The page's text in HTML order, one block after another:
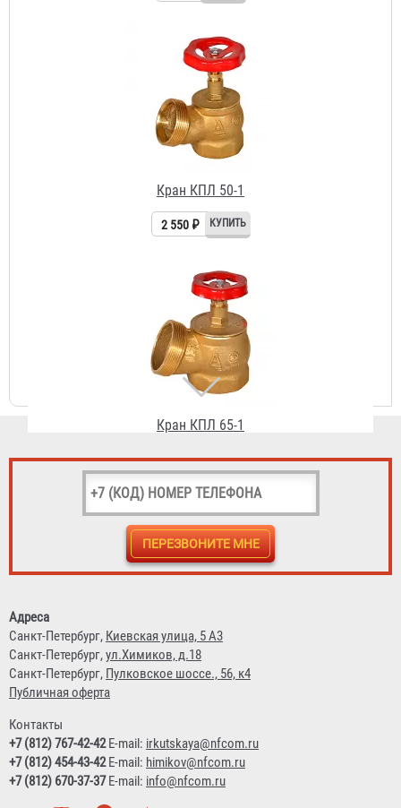
Кран КПЛ 65-1
Ствол пожарный РС-70 Алюминий
450 ₽
Адреса
Санкт-Петербург, Киевская улица, 5 А3
Санкт-Петербург,ул.Химиков, д.18
Санкт-Петербург, Пулковское шоссе., 56, к4
Публичная оферта
Контакты
+7 (812) 767-42-42E-mail: irkutskaya@nfcom.ru
+7 (812) 454-43-42E-mail: himikov@nfcom.ru
+7 (812) 670-37-37E-mail: info@nfcom.ru